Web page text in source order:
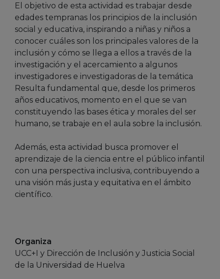
El objetivo de esta actividad es trabajar desde
edades tempranas los principios de la inclusión
social y educativa, inspirando a niñas y niños a
conocer cuáles son los principales valores de la
inclusión y cómo se llega a ellos a través de la
investigación y el acercamiento a algunos
investigadores e investigadoras de la temática
Resulta fundamental que, desde los primeros
años educativos, momento en el que se van
constituyendo las bases ética y morales del ser
humano, se trabaje en el aula sobre la inclusión.
Además, esta actividad busca promover el
aprendizaje de la ciencia entre el público infantil
con una perspectiva inclusiva, contribuyendo a
una visión más justa y equitativa en el ámbito
científico.
Organiza
UCC+I y Dirección de Inclusión y Justicia Social
de la Universidad de Huelva